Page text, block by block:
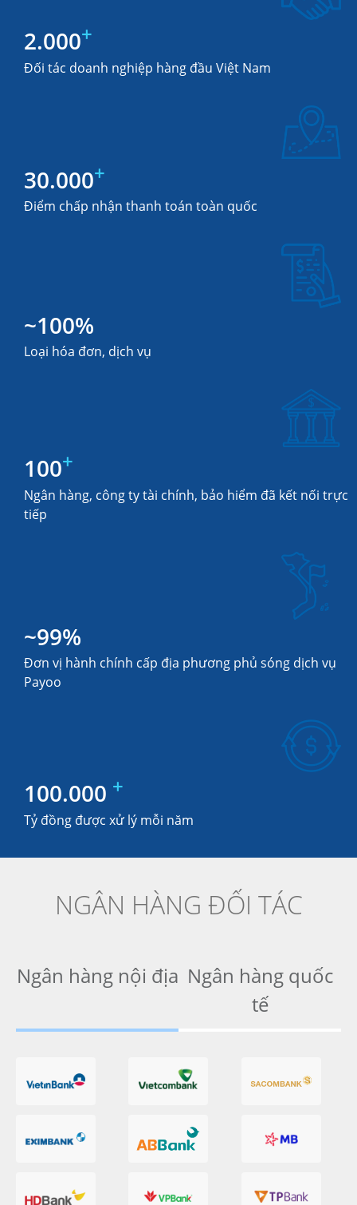
2.000+
Đối tác doanh nghiệp hàng đầu Việt Nam
30.000+
Điểm chấp nhận thanh toán toàn quốc
~100%
Loại hóa đơn, dịch vụ
100+
Ngân hàng, công ty tài chính, bảo hiểm đã kết nối trực
tiếp
~99%
Đơn vị hành chính cấp địa phương phủ sóng dịch vụ
Payoo
100.000 +
Tỷ đồng được xử lý mỗi năm
NGÂN HÀNG ĐỐI TÁC
Ngân hàng nội địa Ngân hàng quốc
tế